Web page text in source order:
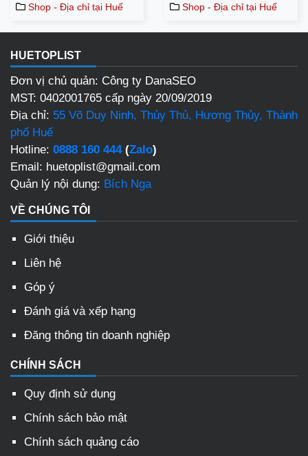
Shop - Địa chỉ tại Huế Shop - Địa chỉ tại Huế
HUETOPLIST
Đơn vị chủ quản: Công ty DanaSEO
MST: 0402001765 cấp ngày 20/09/2019
Địa chỉ: 55 Võ Duy Ninh, Thủy Thủ, Hương Thủy, Thành
phố Huế
Hotline: 0888 160 444(Zalo)
Email: huetoplist@gmail.com
Quản lý nội dung: Bích Nga
VỀ CHÚNG TÔI
Giới thiệu
Liên hệ
Góp ý
Đánh giá và xếp hạng
Đăng thông tin doanh nghiệp
CHÍNH SÁCH
Quy định sử dụng
Chính sách bảo mật
Chính sách quảng cáo